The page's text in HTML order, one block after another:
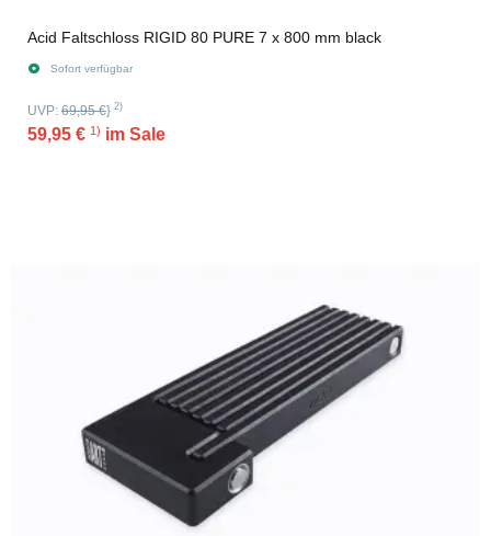
Acid Faltschloss RIGID 80 PURE 7 x 800 mm black
Sofort verfügbar
UVP: 69,95 €} 2)
59,95 € 1) im Sale